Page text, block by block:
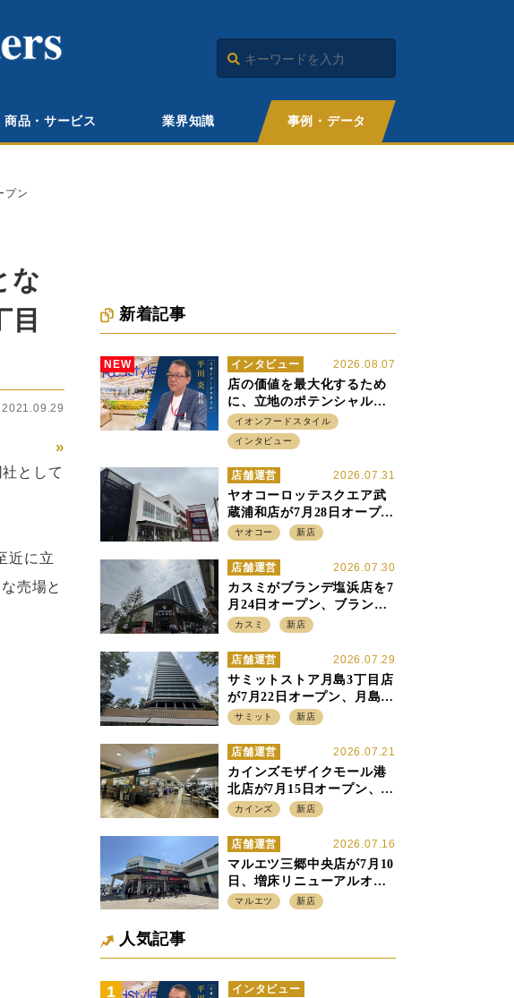
商品・サービス 業界知識 事例・データ
プン
な
目
2021.09.29
»
として
近に立
売場と
新着記事
NEW 2026.08.07
インタビュー
店の価値を最大化するため
に、立地のポテンシャルに
火をつける イオンフード
スタイル 平田 炎社長
イオンフードスタイル
インタビュー
2026.07.31
店舗運営
ヤオコーロッテスクエア武
蔵浦和店が7月28日オープ
ン、至近の惣菜繁盛店・武
すみ分け
ヤオコー 新店
2026.07.30
店舗運営
カスミがブランデ塩浜店を7
月24日オープン、ブランデ5
店目は生鮮、デリカ強化の
入れ
カスミ 新店
2026.07.29
店舗運営
サミットストア月島3丁目店
が7月22日オープン、月島の
58階建てタワーマンション1
を出店
サミット 新店
2026.07.21
店舗運営
カインズモザイクモール港
北店が7月15日オープン、出
店強化の神奈川県、駅前
カインズ 新店
2026.07.16
店舗運営
マルエツ三郷中央店が7月10
日、増床リニューアルオー
プン、「アーバン500坪モデ
マルエツ 新店
人気記事
インタビュー